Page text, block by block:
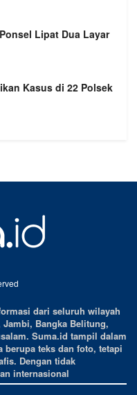
Lipat Dua Layar
Kasus di 22 Polsek
dari seluruh wilayah
Bangka Belitung,
Suma.id tampil dalam
teks dan foto, tetapi
Dengan tidak
internasional